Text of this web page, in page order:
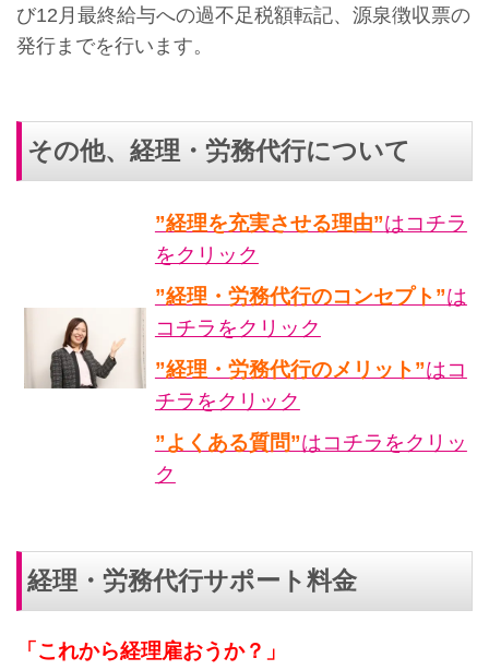
び12月最終給与への過不足税額転記、源泉徴収票の
発行までを行います。
その他、経理・労務代行について
”経理を充実させる理由”はコチラ
をクリック
”経理・労務代行のコンセプト”は
コチラをクリック
”経理・労務代行のメリット”はコ
チラをクリック
”よくある質問”はコチラをクリッ
ク
経理・労務代行サポート料金
「これから経理雇おうか？」